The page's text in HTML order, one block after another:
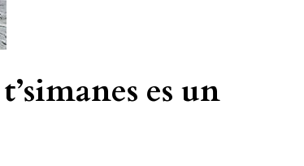
es un